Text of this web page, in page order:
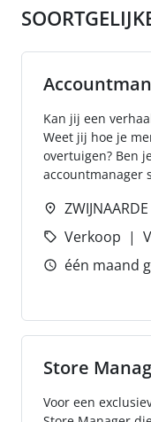
Kan jij een
Weet jij hoe je
overtuigen? Ben
accountmanager
ZWIJNAARDE
Verkoop
één maand
Store
Voor een